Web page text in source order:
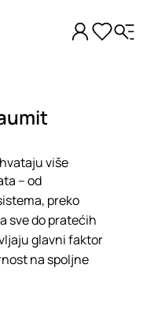
više
– od
preko
sve do pratećih
glavni faktor
na spoljne